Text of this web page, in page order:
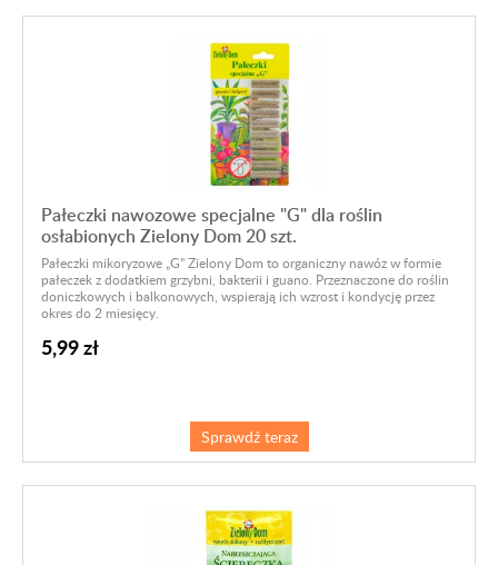
Pałeczki nawozowe specjalne "G" dla roślin
osłabionych Zielony Dom 20 szt.
Pałeczki mikoryzowe „G” Zielony Dom to organiczny nawóz w formie
pałeczek z dodatkiem grzybni, bakterii i guano. Przeznaczone do roślin
doniczkowych i balkonowych, wspierają ich wzrost i kondycję przez
okres do 2 miesięcy.
5,99 zł
Sprawdź teraz